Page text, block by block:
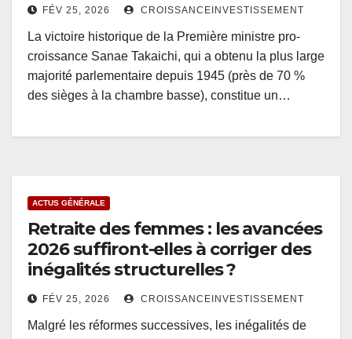
FÉV 25, 2026 CROISSANCEINVESTISSEMENT
La victoire historique de la Première ministre pro-
croissance Sanae Takaichi, qui a obtenu la plus large
majorité parlementaire depuis 1945 (près de 70 %
des sièges à la chambre basse), constitue un…
ACTUS GÉNÉRALE
Retraite des femmes : les avancées
2026 suffiront-elles à corriger des
inégalités structurelles ?
FÉV 25, 2026 CROISSANCEINVESTISSEMENT
Malgré les réformes successives, les inégalités de